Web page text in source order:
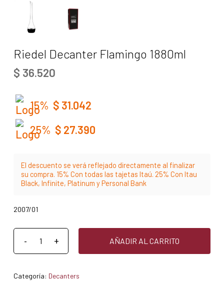
Riedel Decanter Flamingo 1880ml
$ 36.520
15% $ 31.042
25% $ 27.390
El descuento se verá reflejado directamente al finalizar
su compra. 15% Con todas las tajetas Itaú. 25% Con Itau
Black, Infinite, Platinum y Personal Bank
2007/01
AÑADIR AL CARRITO
Categoría: Decanters